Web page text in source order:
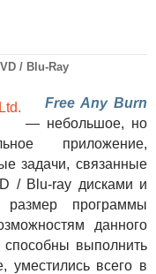
/ Blu-Ray
Free Any Burn
— небольшое, но
приложение,
задачи, связанные
/ Blu-ray дисками и
программы
данного
способны выполнить
уместились всего в